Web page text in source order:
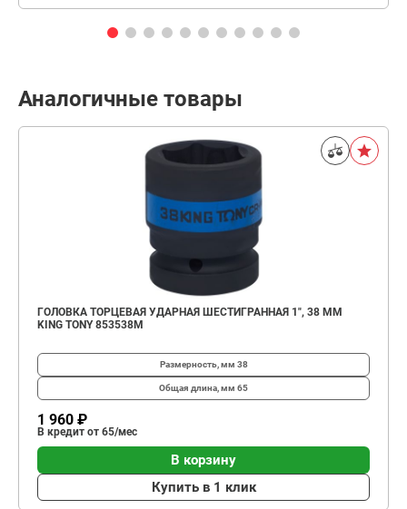
Аналогичные товары
ГОЛОВКА ТОРЦЕВАЯ УДАРНАЯ ШЕСТИГРАННАЯ 1", 38 ММ
KING TONY 853538M
Размерность, мм 38
Общая длина, мм 65
1 960 ₽
В кредит от 65/мес
В корзину
Купить в 1 клик